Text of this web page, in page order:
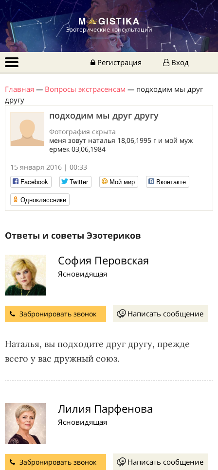
Эзотерические консультации
Регистрация Вход
Главная — Вопросы экстрасенсам — подходим мы друг
другу
подходим мы друг другу
Фотография скрыта
меня зовут наталья 18,06,1995 г и мой муж
ермек 03,06,1984
15 января 2016 | 00:33
Facebook
Twitter Мой мир
Вконтакте
Одноклассники
Ответы и советы Эзотериков
София Перовская
Ясновидящая
Забронировать звонок Написать сообщение
Наталья, вы подходите друг другу, прежде
всего у вас дружный союз.
Лилия Парфенова
Ясновидящая
Забронировать звонок Написать сообщение